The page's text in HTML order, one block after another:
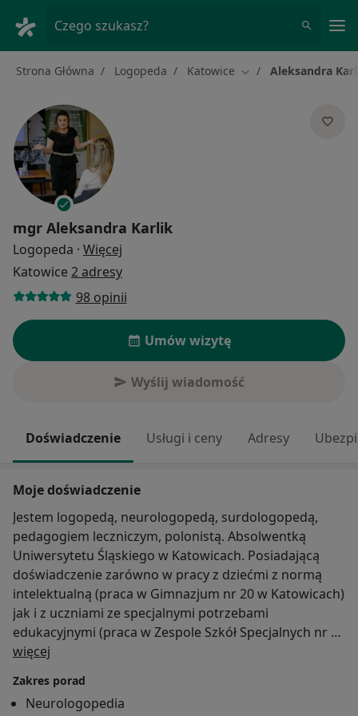
Czego szukasz?
Strona Główna Logopeda Katowice Zmień miasto
Aleksandra
mgr Aleksandra Karlik
Logopeda · Więcej
Katowice 2 adresy
98 opinii
Umów wizytę
Wyślij wiadomość
Doświadczenie Usługi i ceny Adresy
Moje doświadczenie
Jestem logopedą, neurologopedą, surdologopedą,
pedagogiem leczniczym, polonistą. Absolwentką
Uniwersytetu Śląskiego w Katowicach. Posiadającą
doświadczenie zarówno w pracy z dziećmi z normą
intelektualną (praca w Gimnazjum nr 20 w Katowicach)
jak i z uczniami ze specjalnymi potrzebami
edukacyjnymi (praca w Zespole Szkół Specjalnych nr 6
w Katowicach, która znajduje się na terenie
pracuję na oddziałach onkologii, hematologii i
chemioterapii, a także neurochirurgii dziecięcej.
więcej
Zakres porad
Neurologopedia